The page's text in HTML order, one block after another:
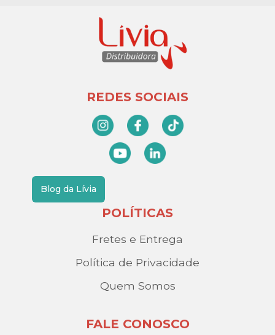
REDES SOCIAIS
Blog da Lívia
POLÍTICAS
Fretes e Entrega
Política de Privacidade
Quem Somos
FALE CONOSCO